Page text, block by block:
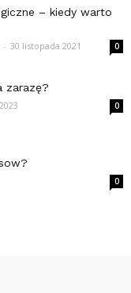
– kiedy warto
- 30 listopada 2021 0
zarazę?
0
0